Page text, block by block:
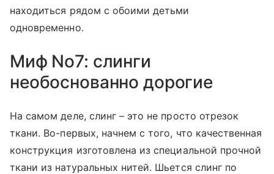
находиться рядом с обоими детьми
одновременно.
Миф No7: слинги
необоснованно дорогие
На самом деле, слинг – это не просто отрезок
ткани. Во-первых, начнем с того, что качественная
конструкция изготовлена из специальной прочной
ткани из натуральных нитей. Шьется слинг по